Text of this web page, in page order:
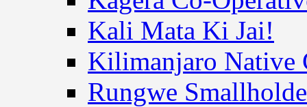
Kali Mata Ki Jai!
Kilimanjaro Native
Rungwe